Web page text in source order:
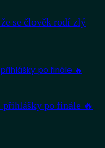
se člověk rodí zlý
přihlášky po finále 🔥